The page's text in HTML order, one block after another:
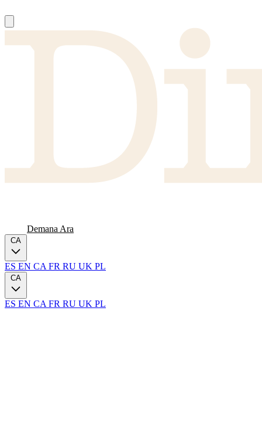
Demana Ara
CA
ES EN CA FR RU UK PL
CA
ES EN CA FR RU UK PL